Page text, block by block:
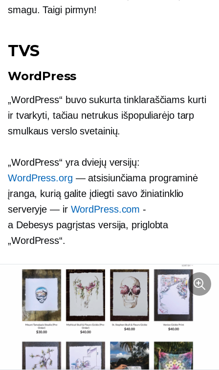
smagu. Taigi pirmyn!
TVS
WordPress
„WordPress“ buvo sukurta tinklaraščiams kurti
ir tvarkyti, tačiau netrukus išpopuliarėjo tarp
smulkaus verslo svetainių.
„WordPress“ yra dviejų versijų:
WordPress.org — atsisiunčiama programinė
įranga, kurią galite įdiegti savo žiniatinklio
serveryje — ir WordPress.com -
a Debesys pagrįstas versija, priglobta
„WordPress“.